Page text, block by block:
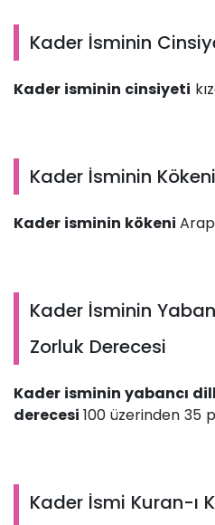
Kader İsminin
Kader isminin cinsiyeti
Kader İsminin Kökeni
Kader isminin kökeni
Kader İsminin
Zorluk Derecesi
Kader isminin yabancı
derecesi 100 üzerinden 35
Kader İsmi Kuran-ı